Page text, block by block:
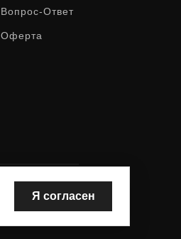
Вопрос-Ответ
Оферта
Я согласен